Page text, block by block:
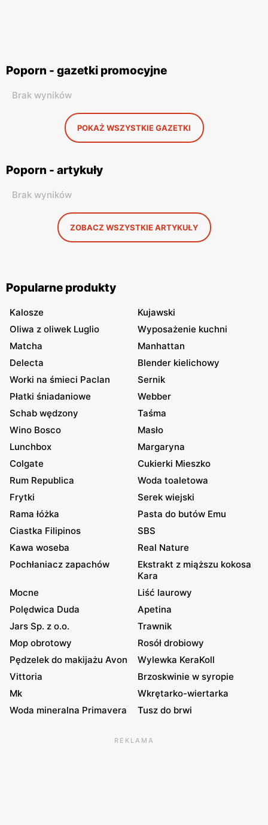
Poporn - gazetki promocyjne
Brak wyników
POKAŻ WSZYSTKIE GAZETKI
Poporn - artykuły
Brak wyników
ZOBACZ WSZYSTKIE ARTYKUŁY
Popularne produkty
Kalosze
Kujawski
Oliwa z oliwek Luglio
Wyposażenie kuchni
Matcha
Manhattan
Delecta
Blender kielichowy
Worki na śmieci Paclan
Sernik
Płatki śniadaniowe
Webber
Schab wędzony
Taśma
Wino Bosco
Masło
Lunchbox
Margaryna
Colgate
Cukierki Mieszko
Rum Republica
Woda toaletowa
Frytki
Serek wiejski
Rama łóżka
Pasta do butów Emu
Ciastka Filipinos
SBS
Kawa woseba
Real Nature
Pochłaniacz zapachów
Ekstrakt z miąższu kokosa
Kara
Mocne
Liść laurowy
Polędwica Duda
Apetina
Jars Sp. z o.o.
Trawnik
Mop obrotowy
Rosół drobiowy
Pędzelek do makijażu Avon
Wylewka KeraKoll
Vittoria
Brzoskwinie w syropie
Mk
Wkrętarko-wiertarka
Woda mineralna Primavera
Tusz do brwi
REKLAMA